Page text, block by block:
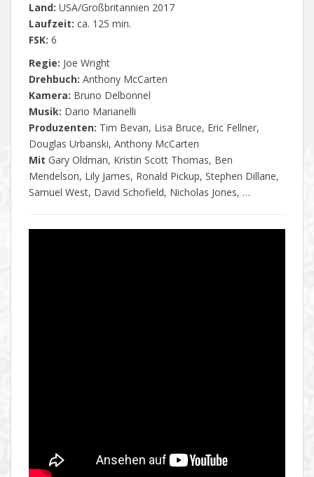
Land: USA/Großbritannien 2017
Laufzeit: ca. 125 min.
FSK: 6
Regie: Joe Wright
Drehbuch: Anthony McCarten
Kamera: Bruno Delbonnel
Musik: Dario Marianelli
Produzenten: Tim Bevan, Lisa Bruce, Eric Fellner,
Douglas Urbanski, Anthony McCarten
Mit Gary Oldman, Kristin Scott Thomas, Ben
Mendelson, Lily James, Ronald Pickup, Stephen Dillane,
Samuel West, David Schofield, Nicholas Jones, …